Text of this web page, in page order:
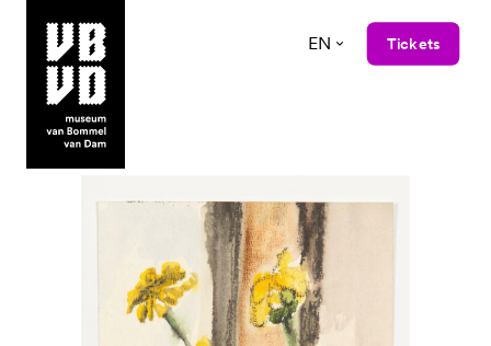
museum van Bommel van Dam
EN Tickets